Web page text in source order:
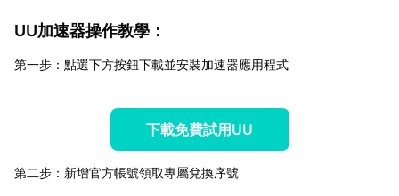
UU加速器操作教學：
第一步：點選下方按鈕下載並安裝加速器應用程式
下載免費試用UU
第二步：新增官方帳號領取專屬兌換序號